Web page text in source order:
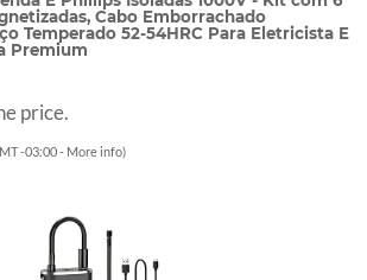
Cabo Emborrachado
Temperado 52-54HRC Para Eletricista E
Premium
price.
-03:00 - More info)